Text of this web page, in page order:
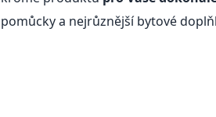
pomůcky a nejrůznější bytové